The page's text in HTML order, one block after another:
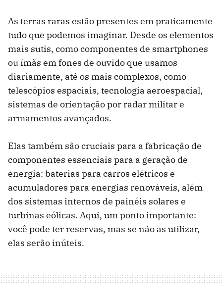
As terras raras estão presentes em praticamente
tudo que podemos imaginar. Desde os elementos
mais sutis, como componentes de smartphones
ou ímãs em fones de ouvido que usamos
diariamente, até os mais complexos, como
telescópios espaciais, tecnologia aeroespacial,
sistemas de orientação por radar militar e
armamentos avançados.
Elas também são cruciais para a fabricação de
componentes essenciais para a geração de
energia: baterias para carros elétricos e
acumuladores para energias renováveis, além
dos sistemas internos de painéis solares e
turbinas eólicas. Aqui, um ponto importante:
você pode ter reservas, mas se não as utilizar,
elas serão inúteis.